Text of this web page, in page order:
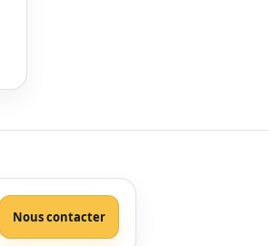
Nous contacter